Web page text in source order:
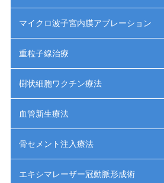
マイクロ波子宮内膜アブレーション
重粒子線治療
樹状細胞ワクチン療法
血管新生療法
骨セメント注入療法
エキシマレーザー冠動脈形成術